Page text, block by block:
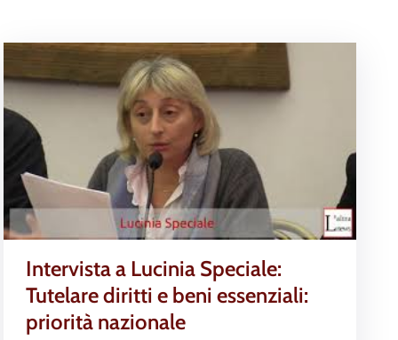
Intervista a Lucinia Speciale:
Tutelare diritti e beni essenziali:
priorità nazionale